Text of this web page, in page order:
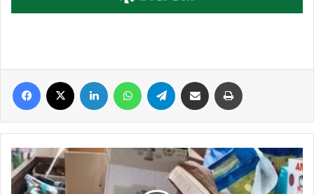
Facebook Linkedin WhatsAppTelegram Compartilhar via e-mail
Estrela
realiza
13ª